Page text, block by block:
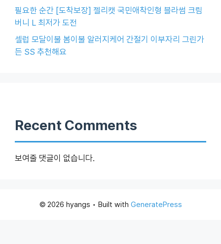
필요한 순간 [도착보장] 젤리캣 국민애착인형 블라썸 크림
버니 L 최저가 도전
셀럽 모달이불 봄이불 알러지케어 간절기 이부자리 그린가
든 SS 추천해요
Recent Comments
보여줄 댓글이 없습니다.
© 2026 hyangs • Built with GeneratePress